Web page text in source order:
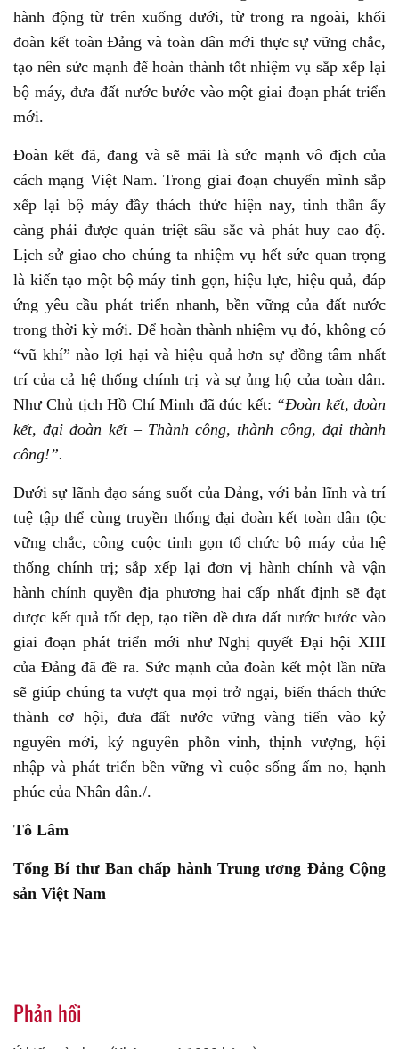
hành động từ trên xuống dưới, từ trong ra ngoài, khối
đoàn kết toàn Đảng và toàn dân mới thực sự vững chắc,
tạo nên sức mạnh để hoàn thành tốt nhiệm vụ sắp xếp lại
bộ máy, đưa đất nước bước vào một giai đoạn phát triển
mới.
Đoàn kết đã, đang và sẽ mãi là sức mạnh vô địch của
cách mạng Việt Nam. Trong giai đoạn chuyển mình sắp
xếp lại bộ máy đầy thách thức hiện nay, tinh thần ấy
càng phải được quán triệt sâu sắc và phát huy cao độ.
Lịch sử giao cho chúng ta nhiệm vụ hết sức quan trọng
là kiến tạo một bộ máy tinh gọn, hiệu lực, hiệu quả, đáp
ứng yêu cầu phát triển nhanh, bền vững của đất nước
trong thời kỳ mới. Để hoàn thành nhiệm vụ đó, không có
“vũ khí” nào lợi hại và hiệu quả hơn sự đồng tâm nhất
trí của cả hệ thống chính trị và sự ủng hộ của toàn dân.
Như Chủ tịch Hồ Chí Minh đã đúc kết: “Đoàn kết, đoàn
kết, đại đoàn kết – Thành công, thành công, đại thành
công!”.
Dưới sự lãnh đạo sáng suốt của Đảng, với bản lĩnh và trí
tuệ tập thể cùng truyền thống đại đoàn kết toàn dân tộc
vững chắc, công cuộc tinh gọn tổ chức bộ máy của hệ
thống chính trị; sắp xếp lại đơn vị hành chính và vận
hành chính quyền địa phương hai cấp nhất định sẽ đạt
được kết quả tốt đẹp, tạo tiền đề đưa đất nước bước vào
giai đoạn phát triển mới như Nghị quyết Đại hội XIII
của Đảng đã đề ra. Sức mạnh của đoàn kết một lần nữa
sẽ giúp chúng ta vượt qua mọi trở ngại, biến thách thức
thành cơ hội, đưa đất nước vững vàng tiến vào kỷ
nguyên mới, kỷ nguyên phồn vinh, thịnh vượng, hội
nhập và phát triển bền vững vì cuộc sống ấm no, hạnh
phúc của Nhân dân./.
Tô Lâm
Tổng Bí thư Ban chấp hành Trung ương Đảng Cộng
sản Việt Nam
Phản hồi